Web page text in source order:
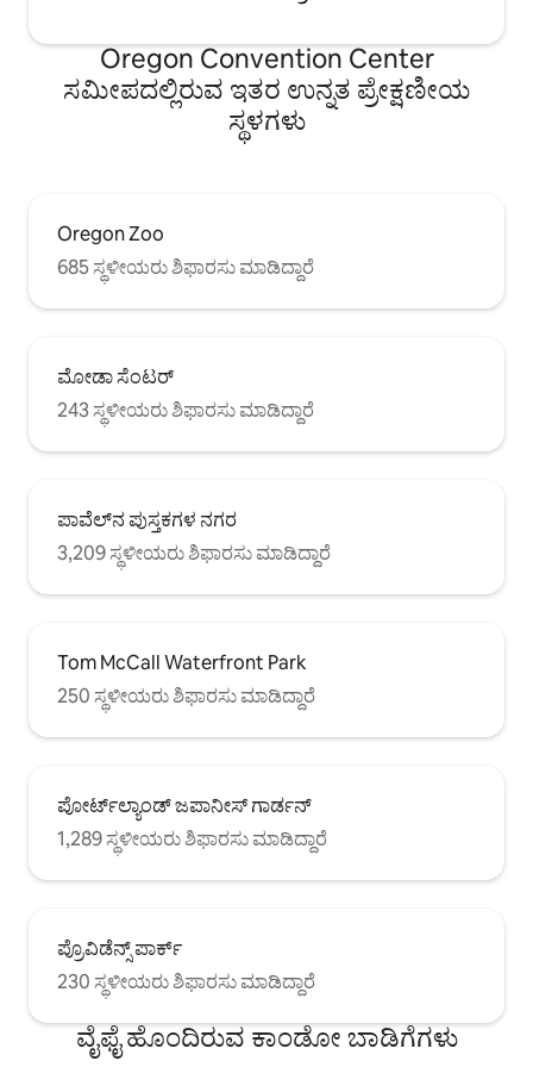
Oregon Convention Center
ಸಮೀಪದಲ್ಲಿರುವ ಇತರ ಉನ್ನತ ಪ್ರೇಕ್ಷಣೀಯ
ಸ್ಥಳಗಳು
Oregon Zoo
685 ಸ್ಥಳೀಯರು ಶಿಫಾರಸು ಮಾಡಿದ್ದಾರೆ
ಮೋಡಾ ಸೆಂಟರ್
243 ಸ್ಥಳೀಯರು ಶಿಫಾರಸು ಮಾಡಿದ್ದಾರೆ
ಪಾವೆಲ್‌ನ ಪುಸ್ತಕಗಳ ನಗರ
3,209 ಸ್ಥಳೀಯರು ಶಿಫಾರಸು ಮಾಡಿದ್ದಾರೆ
Tom McCall Waterfront Park
250 ಸ್ಥಳೀಯರು ಶಿಫಾರಸು ಮಾಡಿದ್ದಾರೆ
ಪೋರ್ಟ್‌ಲ್ಯಾಂಡ್ ಜಪಾನೀಸ್ ಗಾರ್ಡನ್
1,289 ಸ್ಥಳೀಯರು ಶಿಫಾರಸು ಮಾಡಿದ್ದಾರೆ
ಪ್ರೊವಿಡೆನ್ಸ್ ಪಾರ್ಕ್
230 ಸ್ಥಳೀಯರು ಶಿಫಾರಸು ಮಾಡಿದ್ದಾರೆ
ವೈಫೈ ಹೊಂದಿರುವ ಕಾಂಡೋ ಬಾಡಿಗೆಗಳು